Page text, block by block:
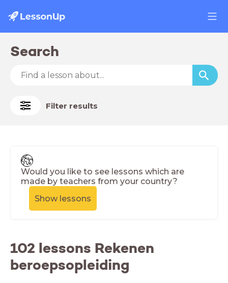
Search
Filter results
Would you like to see lessons which are
made by teachers from your country?
Show lessons
102 lessons Rekenen
beroepsopleiding